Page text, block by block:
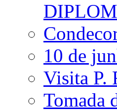
10 de
Visita P.
Tomada